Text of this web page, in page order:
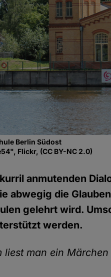
Berlin Südost
Flickr, (CC BY-NC 2.0)
anmutenden
abwegig die
gelehrt wird.
werden.
liest man ein